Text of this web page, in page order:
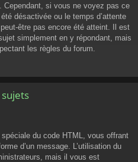
Cependant, si vous ne voyez pas ce
désactivée ou le temps d’attente
être pas encore été atteint. Il est
simplement en y répondant, mais
les règles du forum.
spéciale du code HTML, vous offrant
d’un message. L’utilisation du
mais il vous est